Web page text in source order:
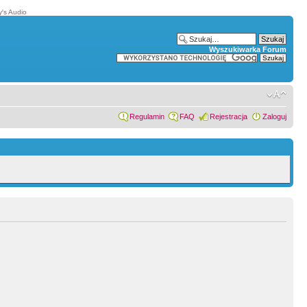
Audio
Wyszukiwarka Forum
Regulamin FAQ Rejestracja Zaloguj